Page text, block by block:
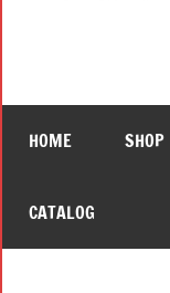
HOME SHOP
CATALOG